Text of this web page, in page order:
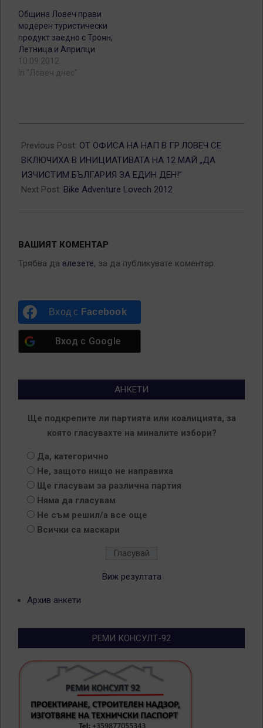
Община Ловеч прави
модерен туристически
продукт заедно с Троян,
Летница и Априлци
10.09.2012
In "Ловеч днес"
05-
14
Previous Post: ОТ ОФИСА НА НАП В ГР.ЛОВЕЧ СЕ
ВКЛЮЧИХА В ИНИЦИАТИВАТА НА 12 МАЙ „ДА
ИЗЧИСТИМ БЪЛГАРИЯ ЗА ЕДИН ДЕН!”
Next Post: Bike Adventure Lovech 2012
ВАШИЯТ КОМЕНТАР
Трябва да влезете, за да публикувате коментар.
Вход с Facebook
Вход с Google
АНКЕТИ
Ще подкрепите ли партията или коалицията, за
която гласувахте на миналите избори?
Да, категорично
Не, защото нищо не направиха
Ще гласувам за различна партия
Няма да гласувам
Не съм решил/а все още
Всички са маскари
Виж резултата
Архив анкети
РЕМИ КОНСУЛТ-92